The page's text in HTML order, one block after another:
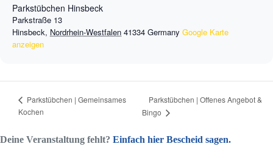
Parkstübchen Hinsbeck
Parkstraße 13
Hinsbeck, Nordrhein-Westfalen 41334 Germany Google Karte
anzeigen
Parkstübchen | Gemeinsames
Kochen
Parkstübchen | Offenes Angebot &
Bingo
Deine Veranstaltung fehlt? Einfach hier Bescheid sagen.